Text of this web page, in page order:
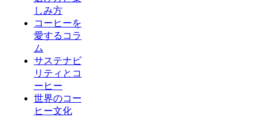
しみ方
コーヒーを
愛するコラ
ム
サステナビ
リティとコ
ーヒー
世界のコー
ヒー文化